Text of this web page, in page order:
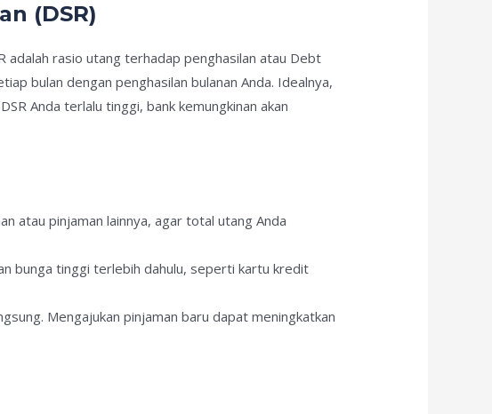
(DSR)
adalah rasio utang terhadap penghasilan atau Debt
bulan dengan penghasilan bulanan Anda. Idealnya,
Anda terlalu tinggi, bank kemungkinan akan
atau pinjaman lainnya, agar total utang Anda
bunga tinggi terlebih dahulu, seperti kartu kredit
Mengajukan pinjaman baru dapat meningkatkan